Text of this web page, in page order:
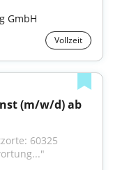
GmbH
Vollzeit
(m/w/d) ab